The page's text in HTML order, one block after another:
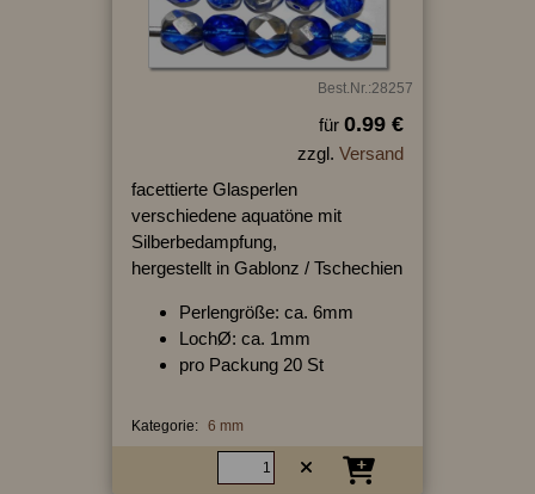
Best.Nr.:28257
für 0.99 €
zzgl. Versand
facettierte Glasperlen
verschiedene aquatöne mit
Silberbedampfung,
hergestellt in Gablonz / Tschechien
Perlengröße: ca. 6mm
LochØ: ca. 1mm
pro Packung 20 St
Kategorie: 6 mm